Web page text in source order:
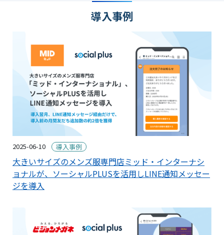
導入事例
2025-06-10 導入事例
大きいサイズのメンズ服専門店ミッド・インターナシ
ョナルが、ソーシャルPLUSを活用しLINE通知メッセー
ジを導入